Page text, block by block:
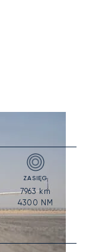
ZASIĘG
7963km
4300 NM